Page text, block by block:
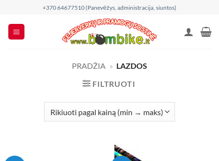
content
+370 64677510 (Panevėžys, administracija, siuntos)
PRADŽIA » LAZDOS
FILTRUOTI